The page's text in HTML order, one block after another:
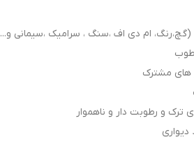
ام دی اف ،سنگ ، سرامیک ،سیمانی و...
های مشترک
ترک و رطوبت دار و ناهموار